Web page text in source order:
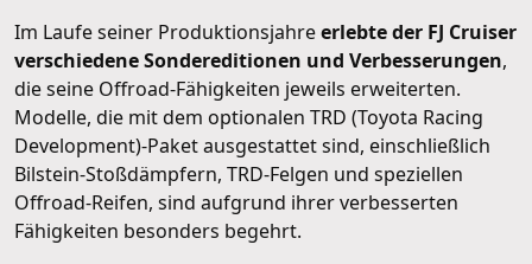
Im Laufe seiner Produktionsjahreerlebte der FJ Cruiser
verschiedene Sondereditionen und Verbesserungen,
die seine Offroad-Fähigkeiten jeweils erweiterten.
Modelle, die mit dem optionalen TRD (Toyota Racing
Development)-Paket ausgestattet sind, einschließlich
Bilstein-Stoßdämpfern, TRD-Felgen und speziellen
Offroad-Reifen, sind aufgrund ihrer verbesserten
Fähigkeiten besonders begehrt.